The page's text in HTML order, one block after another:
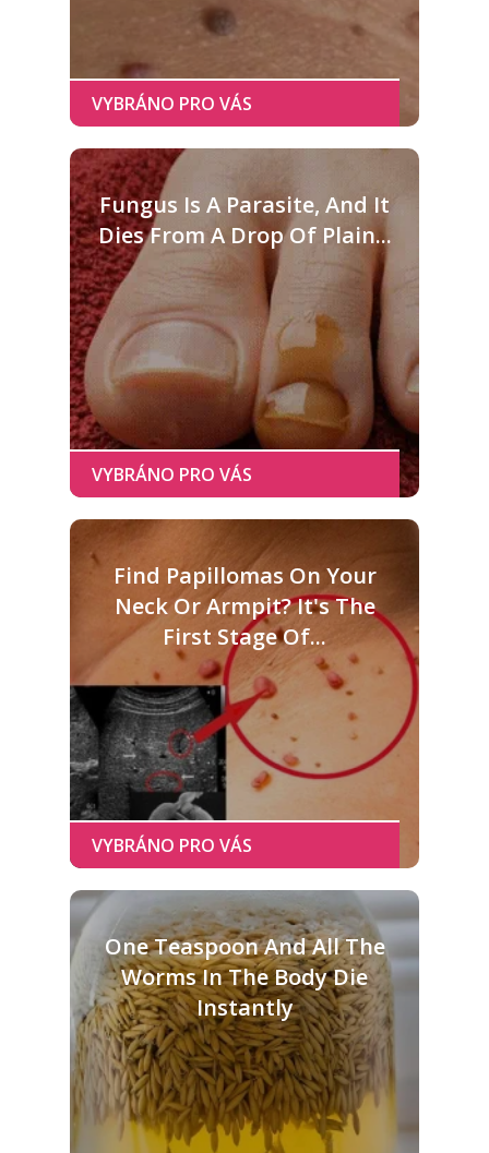
Fungus Is A Parasite, And It
Dies From A Drop Of Plain...
Find Papillomas On Your
Neck Or Armpit? It's The
First Stage Of...
One Teaspoon And All The
Worms In The Body Die
Instantly